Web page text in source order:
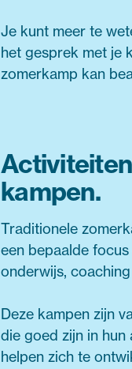
Je kunt meer te
het gesprek met je
zomerkamp kan
kampen.
Traditionele
een bepaalde
onderwijs,
Deze kampen zijn
die goed zijn in hun
helpen zich te